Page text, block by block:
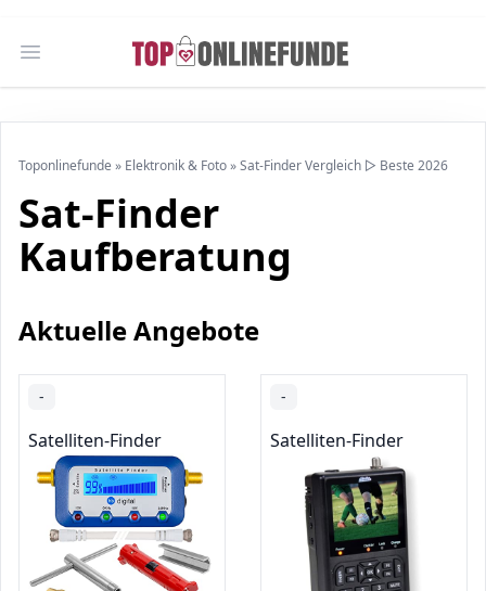
Open main menu
Toponlinefunde » Elektronik & Foto»Sat-Finder Vergleich ▷ Beste 2026
Sat-Finder
Kaufberatung
Aktuelle Angebote
-
Satelliten-Finder
-
Satelliten-Finder